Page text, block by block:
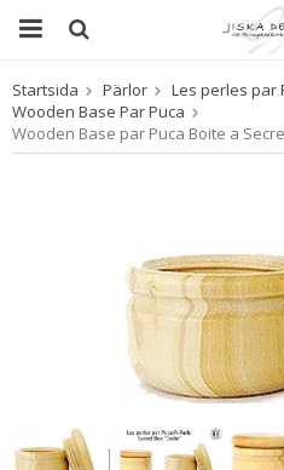
Produkten har blivit
Startsida Pärlor
Les perles par
Wooden Base Par Puca
Wooden Base par Puca Boite a